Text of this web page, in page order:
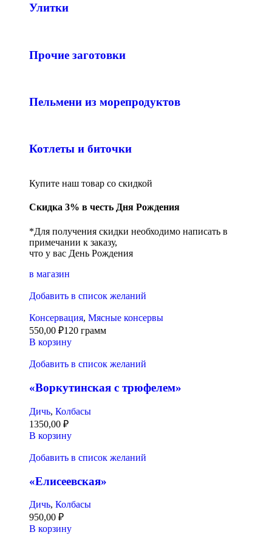
Улитки
Прочие заготовки
Пельмени из морепродуктов
Котлеты и биточки
Купите наш товар со скидкой
Скидка 3% в честь Дня Рождения
*Для получения скидки необходимо написать в
примечании к заказу,
что у вас День Рождения
в магазин
Добавить в список желаний
Консервация, Мясные консервы
550,00 ₽120 грамм
В корзину
Добавить в список желаний
«Воркутинская с трюфелем»
Дичь, Колбасы
1350,00 ₽
В корзину
Добавить в список желаний
«Елисеевская»
Дичь, Колбасы
950,00 ₽
В корзину